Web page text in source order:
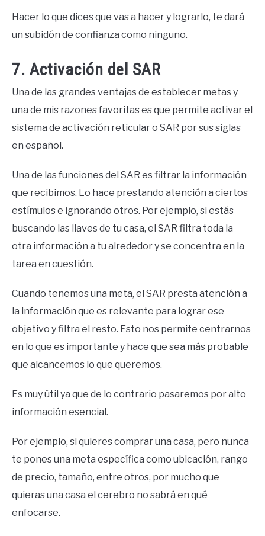
Hacer lo que dices que vas a hacer y lograrlo, te dará
un subidón de confianza como ninguno.
7. Activación del SAR
Una de las grandes ventajas de establecer metas y
una de mis razones favoritas es que permite activar el
sistema de activación reticular o SAR por sus siglas
en español.
Una de las funciones del SAR es filtrar la información
que recibimos. Lo hace prestando atención a ciertos
estímulos e ignorando otros. Por ejemplo, si estás
buscando las llaves de tu casa, el SAR filtra toda la
otra información a tu alrededor y se concentra en la
tarea en cuestión.
Cuando tenemos una meta, el SAR presta atención a
la información que es relevante para lograr ese
objetivo y filtra el resto. Esto nos permite centrarnos
en lo que es importante y hace que sea más probable
que alcancemos lo que queremos.
Es muy útil ya que de lo contrario pasaremos por alto
información esencial.
Por ejemplo, si quieres comprar una casa, pero nunca
te pones una meta específica como ubicación, rango
de precio, tamaño, entre otros, por mucho que
quieras una casa el cerebro no sabrá en qué
enfocarse.